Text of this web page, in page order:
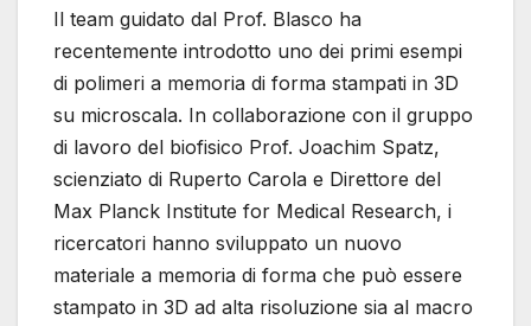
Il team guidato dal Prof. Blasco ha
recentemente introdotto uno dei primi esempi
di polimeri a memoria di forma stampati in 3D
su microscala. In collaborazione con il gruppo
di lavoro del biofisico Prof. Joachim Spatz,
scienziato di Ruperto Carola e Direttore del
Max Planck Institute for Medical Research, i
ricercatori hanno sviluppato un nuovo
materiale a memoria di forma che può essere
stampato in 3D ad alta risoluzione sia al macro